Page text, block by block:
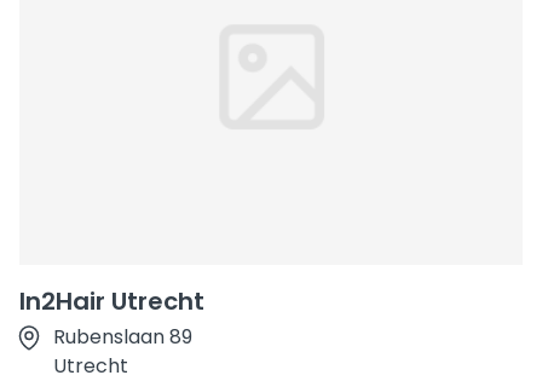
In2Hair Utrecht
Rubenslaan 89
Utrecht